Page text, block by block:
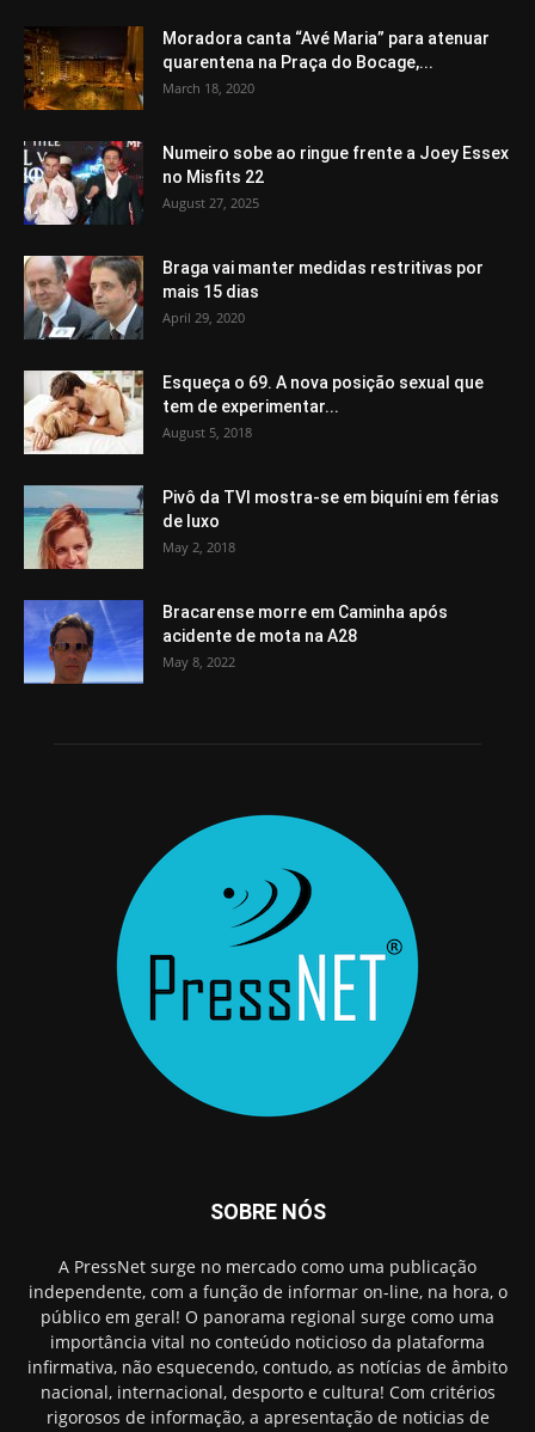
Moradora canta “Avé Maria” para atenuar
quarentena na Praça do Bocage,...
March 18, 2020
Numeiro sobe ao ringue frente a Joey Essex
no Misfits 22
August 27, 2025
Braga vai manter medidas restritivas por
mais 15 dias
April 29, 2020
Esqueça o 69. A nova posição sexual que
tem de experimentar...
August 5, 2018
Pivô da TVI mostra-se em biquíni em férias
de luxo
May 2, 2018
Bracarense morre em Caminha após
acidente de mota na A28
May 8, 2022
SOBRE NÓS
A PressNet surge no mercado como uma publicação
independente, com a função de informar on-line, na hora, o
público em geral! O panorama regional surge como uma
importância vital no conteúdo noticioso da plataforma
infirmativa, não esquecendo, contudo, as notícias de âmbito
nacional, internacional, desporto e cultura! Com critérios
rigorosos de informação, a apresentação de noticias de